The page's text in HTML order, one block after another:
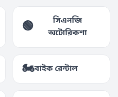
🟢
সিএনজি
অটোরিকশা
🏍️বাইক রেন্টাল